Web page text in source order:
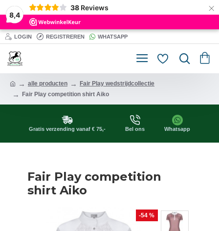
8,4
38 Reviews ×
LOGIN REGISTREREN WHATSAPP
alle producten
Fair Play wedstrijdcollectie
Fair Play competition shirt Aiko
Gratis verzending vanaf € 75,- Bel ons Whatsapp
Fair Play competition
shirt Aiko
-54 %